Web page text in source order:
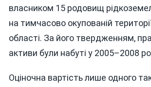
власником 15 родовищ
на тимчасово окупованій
області. За його твердженням,
активи були набуті у 2005–2008
Оціночна вартість лише одного